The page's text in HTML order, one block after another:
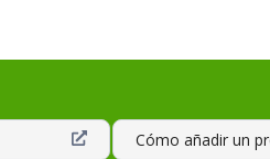
Cómo añadir un